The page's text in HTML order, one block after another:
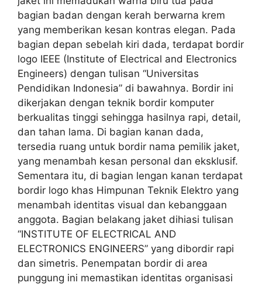
bagian badan dengan kerah berwarna krem
yang memberikan kesan kontras elegan. Pada
bagian depan sebelah kiri dada, terdapat bordir
logo IEEE (Institute of Electrical and Electronics
Engineers) dengan tulisan “Universitas
Pendidikan Indonesia” di bawahnya. Bordir ini
dikerjakan dengan teknik bordir komputer
berkualitas tinggi sehingga hasilnya rapi, detail,
dan tahan lama. Di bagian kanan dada,
tersedia ruang untuk bordir nama pemilik jaket,
yang menambah kesan personal dan eksklusif.
Sementara itu, di bagian lengan kanan terdapat
bordir logo khas Himpunan Teknik Elektro yang
menambah identitas visual dan kebanggaan
anggota. Bagian belakang jaket dihiasi tulisan
“INSTITUTE OF ELECTRICAL AND
ELECTRONICS ENGINEERS” yang dibordir rapi
dan simetris. Penempatan bordir di area
punggung ini memastikan identitas organisasi